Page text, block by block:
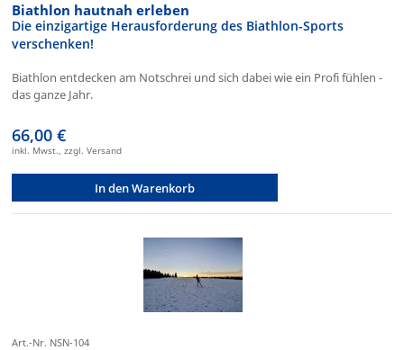
Biathlon hautnah erleben
Die einzigartige Herausforderung des Biathlon-Sports
verschenken!
Biathlon entdecken am Notschrei und sich dabei wie ein Profi fühlen -
das ganze Jahr.
66,00 €
inkl. Mwst., zzgl. Versand
In den Warenkorb
Art.-Nr. NSN-104